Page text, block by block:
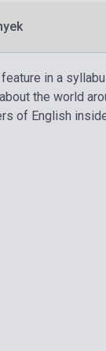
in a
the world
of English